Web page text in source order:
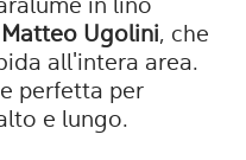
in lino
Matteo Ugolini, che
all'intera area.
perfetta per
e lungo.